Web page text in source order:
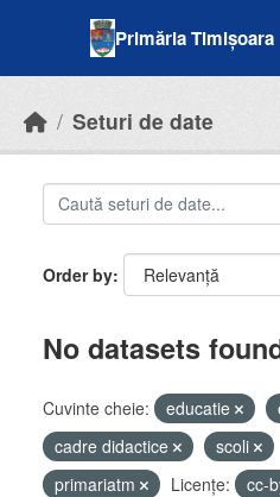
Primăria Timișoara
Seturi de date
Order by
No datasets
Cuvinte cheie: educatie
cadre didactice
scoli
primariatm
Licenţe: cc-